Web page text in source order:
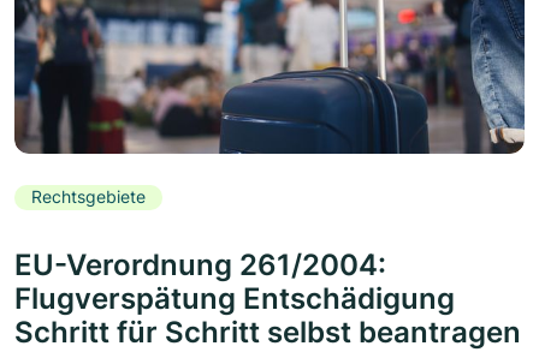
Rechtsgebiete
EU-Verordnung 261/2004:
Flugverspätung Entschädigung
Schritt für Schritt selbst beantragen